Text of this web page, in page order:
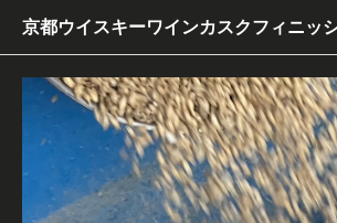
京都ウイスキーワインカスクフィニッ